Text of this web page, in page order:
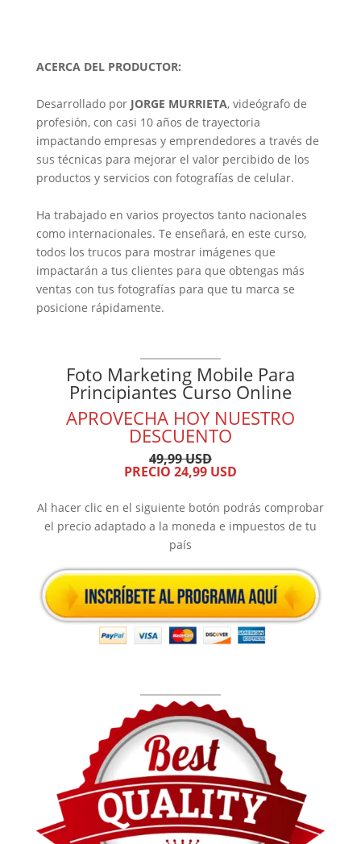
ACERCA DEL PRODUCTOR:
Desarrollado porJORGE MURRIETA, videógrafo de
profesión, con casi 10 años de trayectoria
impactando empresas y emprendedores a través de
sus técnicas para mejorar el valor percibido de los
productos y servicios con fotografías de celular.
Ha trabajado en varios proyectos tanto nacionales
como internacionales. Te enseñará, en este curso,
todos los trucos para mostrar imágenes que
impactarán a tus clientes para que obtengas más
ventas con tus fotografías para que tu marca se
posicione rápidamente.
Foto Marketing Mobile Para
Principiantes Curso Online
APROVECHA HOY NUESTRO
DESCUENTO
49,99 USD
PRECIO 24,99 USD
Al hacer clic en el siguiente botón podrás comprobar
el precio adaptado a la moneda e impuestos de tu
país